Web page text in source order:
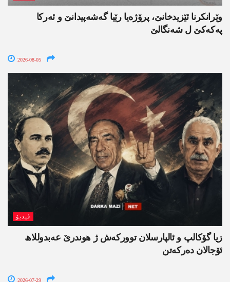
وێرانکرنا ئێزیدخانێ، پرۆژەیا رێیا گەشەپیدانێ و ئەرکا
پەکەکێ ل شەنگالێ
2026-08-05
ڤیدیۆ
زیا گۆکالپ و ئالپارسلان توورکەش ژ ھوندرێ عەبدوللاھ
ئۆجالان دەرکەتن
2026-07-29